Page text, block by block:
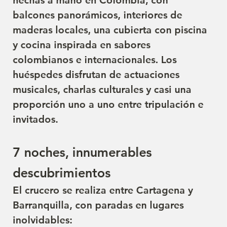
balcones panorámicos, interiores de
maderas locales, una cubierta con piscina
y cocina inspirada en sabores
colombianos e internacionales. Los
huéspedes disfrutan de actuaciones
musicales, charlas culturales y casi una
proporción uno a uno entre tripulación e
invitados.
7 noches, innumerables
descubrimientos
El crucero se realiza entre Cartagena y
Barranquilla, con paradas en lugares
inolvidables: